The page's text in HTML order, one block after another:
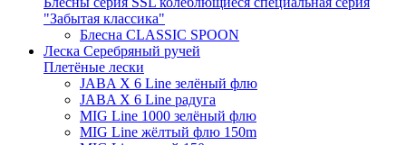
"Забытая классика"
Блесна CLASSIC SPOON
Леска Серебряный ручей
Плетёные лески
JABA X 6 Line зелёный флю
JABA X 6 Line радуга
MIG Line 1000 зелёный флю
MIG Line жёлтый флю 150m